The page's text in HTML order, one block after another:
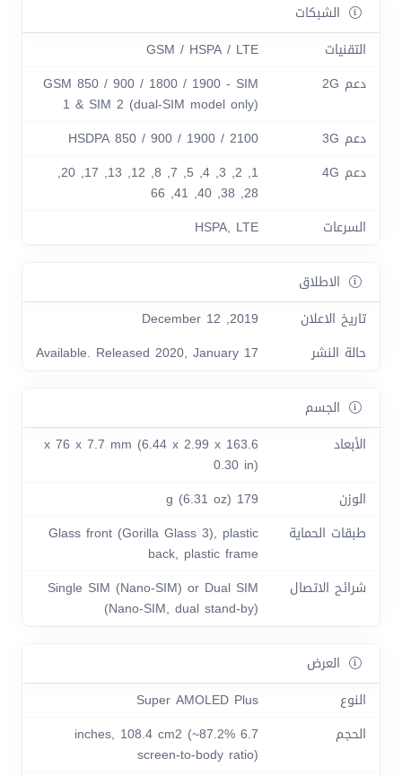
الشبكات
التقنيات
GSM / HSPA / LTE
دعم 2G
GSM 850 / 900 / 1800 / 1900 - SIM
1 & SIM 2 (dual-SIM model only)
دعم 3G
HSDPA 850 / 900 / 1900 / 2100
دعم 4G
1, 2, 3, 4, 5, 7, 8, 12, 13, 17, 20,
28, 38, 40, 41, 66
السرعات
HSPA, LTE
الاطلاق
تاريخ الاعلان
2019, December 12
حالة النشر
Available. Released 2020, January 17
الجسم
الأبعاد
163.6 x 76 x 7.7 mm (6.44 x 2.99 x
0.30 in)
الوزن
179 g (6.31 oz)
طبقات الحماية
Glass front (Gorilla Glass 3), plastic
back, plastic frame
شرائح الاتصال
Single SIM (Nano-SIM) or Dual SIM
(Nano-SIM, dual stand-by)
العرض
النوع
Super AMOLED Plus
الحجم
6.7 inches, 108.4 cm2 (~87.2%
screen-to-body ratio)